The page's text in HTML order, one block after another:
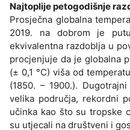
Najtoplije petogodišnje
Prosječna globalna
2019. na dobrom je
ekvivalentna razdoblja u
procjenjuje da je globalna
(± 0,1 °C) viša od
(1850. – 1900.).
velika područja, rekordni
učinka kao što su tropske
su utjecali na društveni i